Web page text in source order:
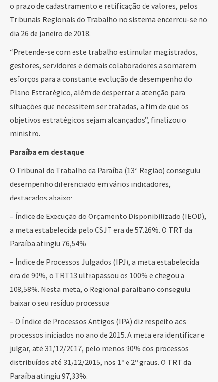
o prazo de cadastramento e retificação de valores, pelos
Tribunais Regionais do Trabalho no sistema encerrou-se no
dia 26 de janeiro de 2018.
“Pretende-se com este trabalho estimular magistrados,
gestores, servidores e demais colaboradores a somarem
esforços para a constante evolução de desempenho do
Plano Estratégico, além de despertar a atenção para
situações que necessitem ser tratadas, a fim de que os
objetivos estratégicos sejam alcançados”, finalizou o
ministro.
Paraíba em destaque
O Tribunal do Trabalho da Paraíba (13ª Região) conseguiu
desempenho diferenciado em vários indicadores,
destacados abaixo:
– Índice de Execução do Orçamento Disponibilizado (IEOD),
a meta estabelecida pelo CSJT era de 57.26%. O TRT da
Paraíba atingiu 76,54%
– Índice de Processos Julgados (IPJ), a meta estabelecida
era de 90%, o TRT13 ultrapassou os 100% e chegou a
108,58%. Nesta meta, o Regional paraibano conseguiu
baixar o seu resíduo processua
– O Índice de Processos Antigos (IPA) diz respeito aos
processos iniciados no ano de 2015. A meta era identificar e
julgar, até 31/12/2017, pelo menos 90% dos processos
distribuídos até 31/12/2015, nos 1º e 2º graus. O TRT da
Paraíba atingiu 97,33%.